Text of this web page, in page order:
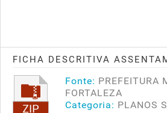
FICHA DESCRITIVA
Fonte: PREFEITURA
FORTALEZA
Categoria: PLANOS